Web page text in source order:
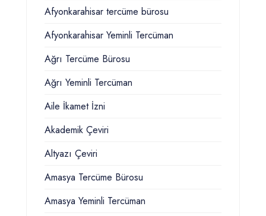
Afyonkarahisar tercüme bürosu
Afyonkarahisar Yeminli Tercüman
Ağrı Tercüme Bürosu
Ağrı Yeminli Tercüman
Aile İkamet İzni
Akademik Çeviri
Altyazı Çeviri
Amasya Tercüme Bürosu
Amasya Yeminli Tercüman